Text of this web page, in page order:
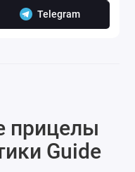
Telegram
прицелы
Guide